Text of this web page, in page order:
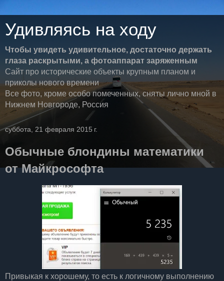
Удивляясь на ходу
Чтобы увидеть удивительное, достаточно держать
глаза раскрытыми, а фотоаппарат заряженным
Сайт про исторические объекты крупным планом и
приколы нового времени
Все фото, кроме особо помеченных, сняты лично мной в
Нижнем Новгороде, Россия
суббота, 21 февраля 2015 г.
Обычные блондины математики
от Майкрософта
Привыкая к хорошему, то есть к логичному выполнению